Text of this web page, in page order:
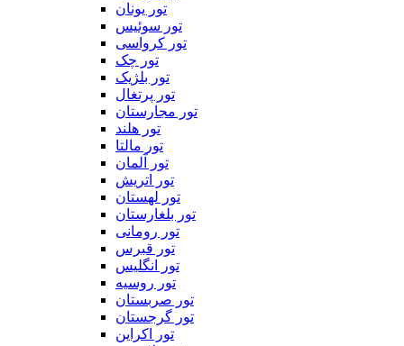
تور یونان
تور سوئیس
تور کرواسی
تور چک
تور بلژیک
تور پرتغال
تور مجارستان
تور هلند
تور مالتا
تور آلمان
تور اتریش
تور لهستان
تور بلغارستان
تور رومانی
تور قبرس
تور انگلیس
تور روسیه
تور صربستان
تور گرجستان
تور اکراین